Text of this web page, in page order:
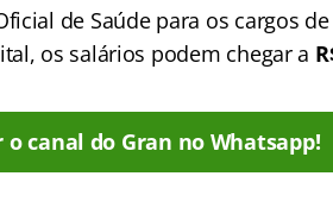
de Saúde para os cargos
os salários podem chegar a
canal do Gran no Whatsapp!